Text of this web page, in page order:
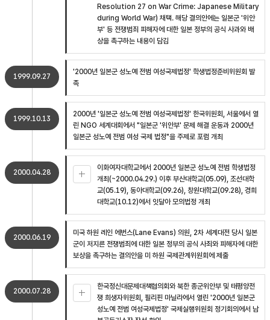
Resolution 27 on War Crime: Japanese Military
during World War) 채택. 해당 결의안에는 일본군 '위안
부' 등 전쟁범죄 피해자에 대한 일본 정부의 공식 사과와 배
상을 촉구하는 내용이 담김
1999.09.27
'2000년 일본군 성노예 전범 여성국제법정' 학생법정준비위원회 발
족
1999.10.13
2000년 '일본군 성노예 전범 여성국제법정' 한국위원회, 서울에서 열
린 NGO 세계대회에서 "일본군 '위안부' 문제 해결 운동과 2000년
일본군 성노예 전범 여성 국제 법정"을 주제로 포럼 개최
2000.04.28
이화여자대학교에서 2000년 일본군 성노예 전범 학생법정
개최(~2000.04.29.) 이후 부산대학교(05.09), 조선대학
교(05.19), 동아대학교(09.26), 창원대학교(09.28), 경희
대학교(10.12)에서 잇달아 모의법정 개최
2000.06.19
미국 하원 레인 에번스(Lane Evans) 의원, 2차 세계대전 당시 일본
군이 저지른 전쟁범죄에 대한 일본 정부의 공식 사죄와 피해자에 대한
보상을 촉구하는 결의안을 미 하원 국제관계위원회에 제출
2000.07.28
한국정신대문제대책협의회와 북한 종군위안부 및 태평양전
쟁 희생자위원회, 필리핀 마닐라에서 열린 '2000년 일본군
성노예 전범 여성국제법정' 국제실행위원회 정기회의에서 남